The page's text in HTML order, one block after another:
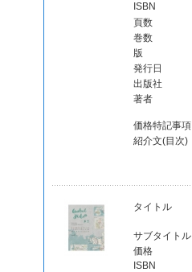
ISBN
頁数
巻数
版
発行日
出版社
著者
価格特記事項
紹介文(目次)
タイトル
サブタイトル
価格
ISBN